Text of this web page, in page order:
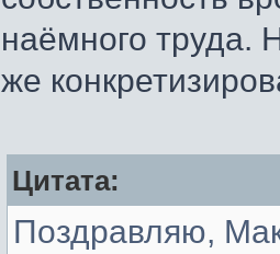
наёмного труда.
же
Цитата:
Поздравляю,